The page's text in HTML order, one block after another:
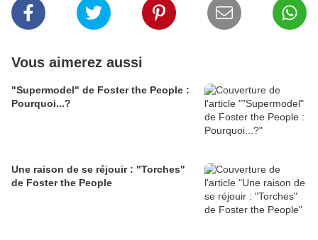
Vous aimerez aussi
"Supermodel" de Foster the People :
Pourquoi...?
Une raison de se réjouir : "Torches"
de Foster the People